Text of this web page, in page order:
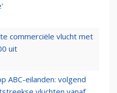
commerciële vlucht met
uit
ABC-eilanden: volgend